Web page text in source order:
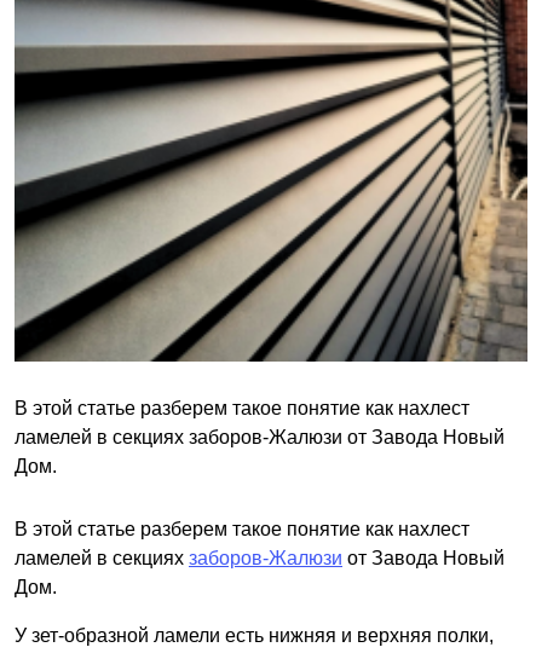
В этой статье разберем такое понятие как нахлест
ламелей в секциях заборов-Жалюзи от Завода Новый
Дом.
В этой статье разберем такое понятие как нахлест
ламелей в секциях заборов-Жалюзи от Завода Новый
Дом.
У зет-образной ламели есть нижняя и верхняя полки,